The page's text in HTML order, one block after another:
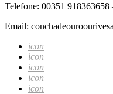
Telefone: 00351 918363658
Email:
icon
icon
icon
icon
icon